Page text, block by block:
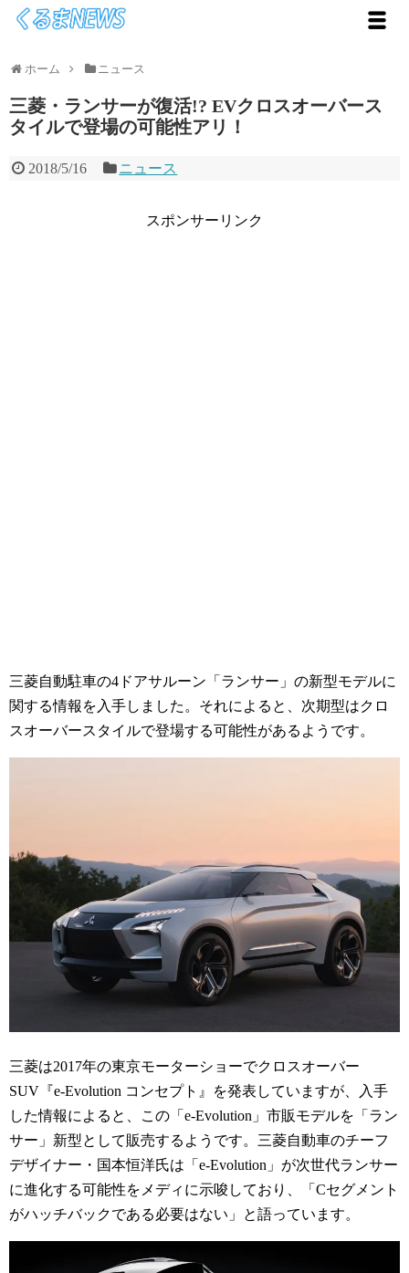
ホーム ニュース
三菱・ランサーが復活!? EVクロスオーバース
タイルで登場の可能性アリ！
2018/5/16 ニュース
スポンサーリンク
三菱自動駐車の4ドアサルーン「ランサー」の新型モデルに
関する情報を入手しました。それによると、次期型はクロ
スオーバースタイルで登場する可能性があるようです。
三菱は2017年の東京モーターショーでクロスオーバー
SUV『e-Evolution コンセプト』を発表していますが、入手
した情報によると、この「e-Evolution」市販モデルを「ラン
サー」新型として販売するようです。三菱自動車のチーフ
デザイナー・国本恒洋氏は「e-Evolution」が次世代ランサー
に進化する可能性をメディに示唆しており、「Cセグメント
がハッチバックである必要はない」と語っています。